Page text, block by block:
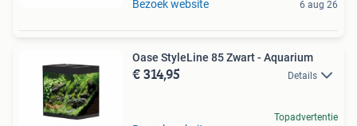
Bezoek website 6 aug 26
Oase StyleLine 85 Zwart - Aquarium
€ 314,95 Details
Topadvertentie